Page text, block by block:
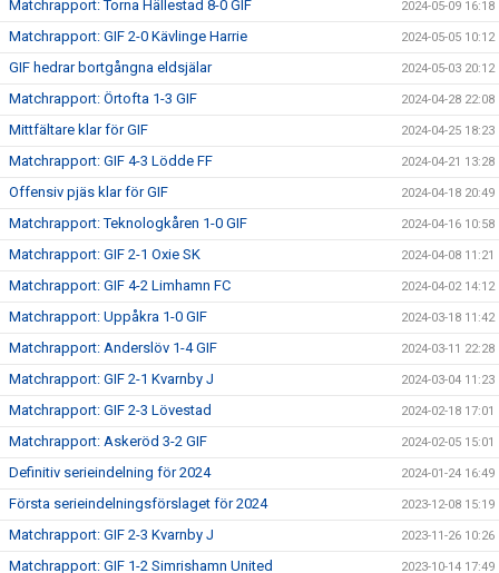
Matchrapport: Torna Hällestad 8-0 GIF 2024-05-09 16:18
Matchrapport: GIF 2-0 Kävlinge Harrie 2024-05-05 10:12
GIF hedrar bortgångna eldsjälar 2024-05-03 20:12
Matchrapport: Örtofta 1-3 GIF 2024-04-28 22:08
Mittfältare klar för GIF 2024-04-25 18:23
Matchrapport: GIF 4-3 Lödde FF 2024-04-21 13:28
Offensiv pjäs klar för GIF 2024-04-18 20:49
Matchrapport: Teknologkåren 1-0 GIF 2024-04-16 10:58
Matchrapport: GIF 2-1 Oxie SK 2024-04-08 11:21
Matchrapport: GIF 4-2 Limhamn FC 2024-04-02 14:12
Matchrapport: Uppåkra 1-0 GIF 2024-03-18 11:42
Matchrapport: Anderslöv 1-4 GIF 2024-03-11 22:28
Matchrapport: GIF 2-1 Kvarnby J 2024-03-04 11:23
Matchrapport: GIF 2-3 Lövestad 2024-02-18 17:01
Matchrapport: Askeröd 3-2 GIF 2024-02-05 15:01
Definitiv serieindelning för 2024 2024-01-24 16:49
Första serieindelningsförslaget för 2024 2023-12-08 15:19
Matchrapport: GIF 2-3 Kvarnby J 2023-11-26 10:26
Matchrapport: GIF 1-2 Simrishamn United 2023-10-14 17:49